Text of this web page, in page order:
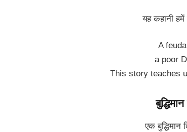
यह कहानी हमें
A
a poor
This story teaches
एक